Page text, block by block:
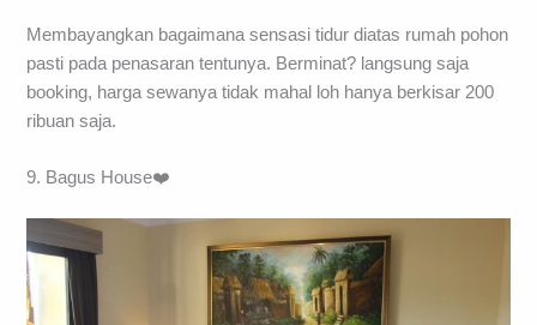
Membayangkan bagaimana sensasi tidur diatas rumah pohon
pasti pada penasaran tentunya. Berminat? langsung saja
booking, harga sewanya tidak mahal loh hanya berkisar 200
ribuan saja.
9. Bagus House❤️